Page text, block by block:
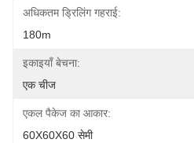
अधिकतम ड्रिलिंग गहराई:
180m
इकाइयाँ बेचना:
एक चीज
एकल पैकेज का आकार:
60X60X60 सेमी